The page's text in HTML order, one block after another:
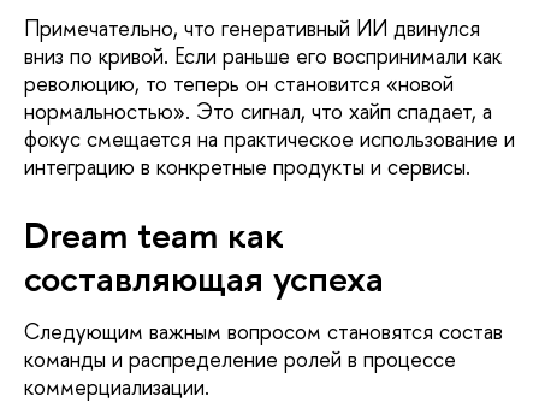
Примечательно, что генеративный ИИ двинулся
вниз по кривой. Если раньше его воспринимали как
революцию, то теперь он становится «новой
нормальностью». Это сигнал, что хайп спадает, а
фокус смещается на практическое использование и
интеграцию в конкретные продукты и сервисы.
Dream team как
составляющая успеха
Следующим важным вопросом становятся состав
команды и распределение ролей в процессе
коммерциализации.